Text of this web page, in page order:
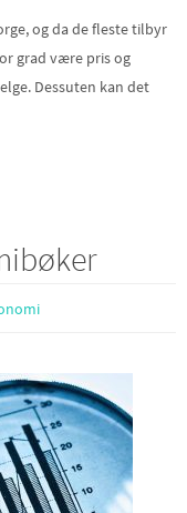
og da de fleste tilbyr
grad være pris og
Dessuten kan det